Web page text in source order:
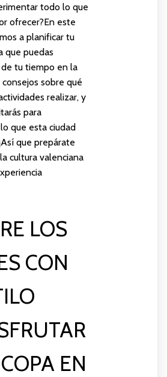
todo lo que
ofrecer?En este
a planificar tu
que puedas
tu tiempo en la
sobre qué
realizar, y
para
que esta ciudad
que prepárate
cultura valenciana
LOS
CON
EN